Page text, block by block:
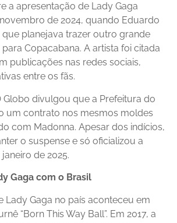
a apresentação de Lady Gaga
de 2024, quando Eduardo
que planejava trazer outro grande
Copacabana. A artista foi citada
publicações nas redes sociais,
entre os fãs.
Globo divulgou que a Prefeitura do
um contrato nos mesmos moldes
com Madonna. Apesar dos indícios,
o suspense e só oficializou a
de 2025.
Gaga com o Brasil
Lady Gaga no país aconteceu em
“Born This Way Ball”. Em 2017, a